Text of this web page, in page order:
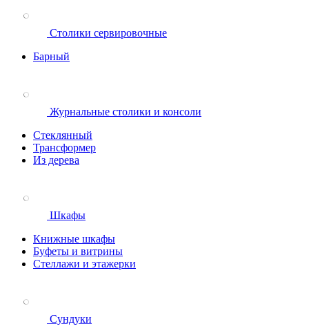
Столики сервировочные
Барный
Журнальные столики и консоли
Стеклянный
Трансформер
Из дерева
Шкафы
Книжные шкафы
Буфеты и витрины
Стеллажи и этажерки
Сундуки